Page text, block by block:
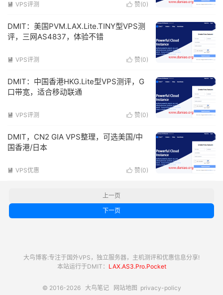
 赞(0)
 VPS评测
DMIT：美国PVM.LAX.Lite.TINY型VPS测
评，三网AS4837，体验不错
 赞(0)
 VPS评测
DMIT：中国香港HKG.Lite型VPS测评，G
口带宽，适合移动联通
 赞(0)
 VPS评测
DMIT，CN2 GIA VPS整理，可选美国/中
国香港/日本
 赞(0)
 VPS优惠
上一页
下一页
大鸟博客:专注于国外VPS，独立服务器，主机测评和优惠信息分享!
本站运行于DMIT： LAX.AS3.Pro.Pocket
© 2016-2026 大鸟笔记 网站地图 privacy-policy